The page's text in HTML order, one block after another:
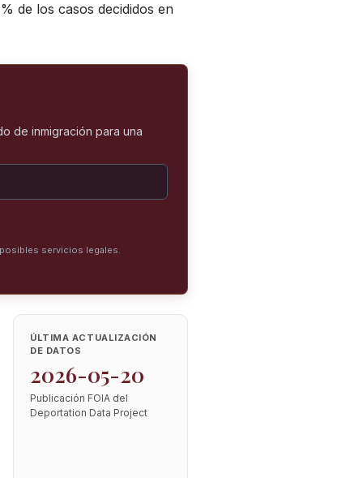
de los casos decididos en
de inmigración para una
servicios legales.
ÚLTIMA ACTUALIZACIÓN
DE DATOS
2026-05-20
Publicación FOIA del
Deportation Data Project